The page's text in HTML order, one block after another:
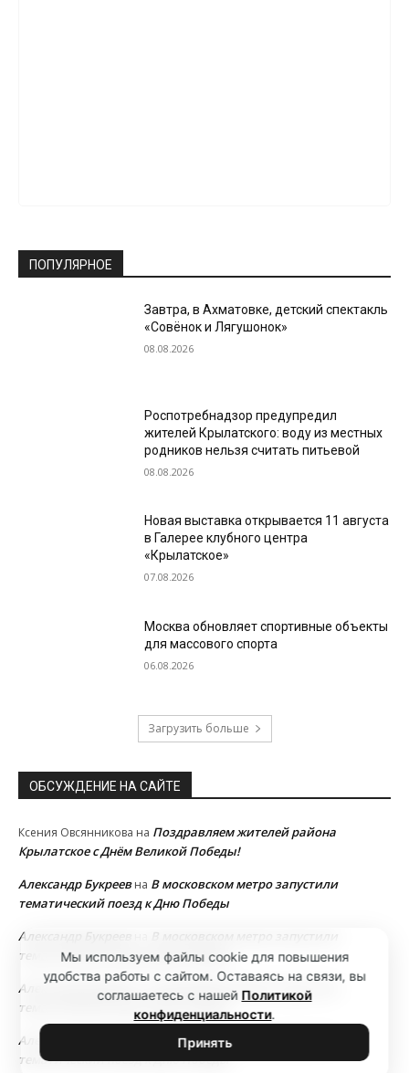
ПОПУЛЯРНОЕ
Завтра, в Ахматовке, детский спектакль
«Совёнок и Лягушонок»
08.08.2026
Роспотребнадзор предупредил
жителей Крылатского: воду из местных
родников нельзя считать питьевой
08.08.2026
Новая выставка открывается 11 августа
в Галерее клубного центра
«Крылатское»
07.08.2026
Москва обновляет спортивные объекты
для массового спорта
06.08.2026
Загрузить больше
ОБСУЖДЕНИЕ НА САЙТЕ
Ксения Овсянникова на Поздравляем жителей района
Крылатское с Днём Великой Победы!
Александр Букреевна В московском метро запустили
тематический поезд к Дню Победы
Александр Букреев
В московском метро запустили
тематический поезд к Дню Победы
Александр Букреев
В московском метро запустили
тематический поезд к Дню Победы
Александр Букреев
В московском метро запустили
тематический поезд к Дню Победы
Мы используем файлы cookie для повышения
удобства работы с сайтом. Оставаясь на связи, вы
соглашаетесь с нашей Политикой
конфиденциальности.
Принять